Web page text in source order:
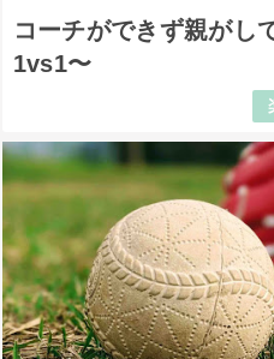
コーチができず親が
1vs1〜